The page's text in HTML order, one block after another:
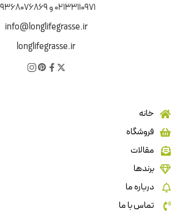
02133110971 و 09368076869
info@longlifegrasse.ir
longlifegrasse.ir
خانه
فروشگاه
مقالات
برندها
درباره ما
تماس با ما